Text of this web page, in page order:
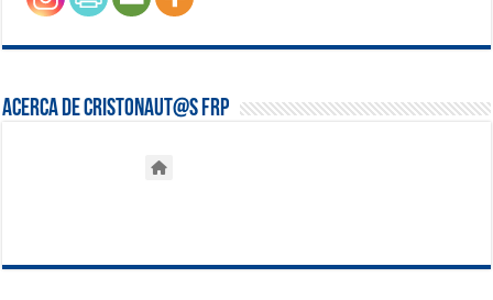
Acerca de Cristonaut@s FRP